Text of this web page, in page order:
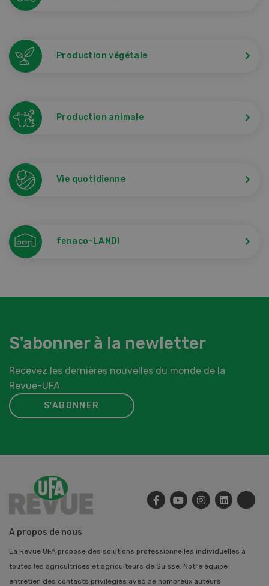
Production végétale
Production animale
Vie quotidienne
fenaco-LANDI
S'abonner à la newletter
Recevez les dernières nouvelles du monde de la
Revue-UFA.
S'ABONNER
A propos de nous
La Revue UFA propose des solutions professionnelles individuelles à
toutes les agricultrices et agriculteurs de Suisse. Notre équipe
entretien des contacts privilégiés avec de nombreux auteurs